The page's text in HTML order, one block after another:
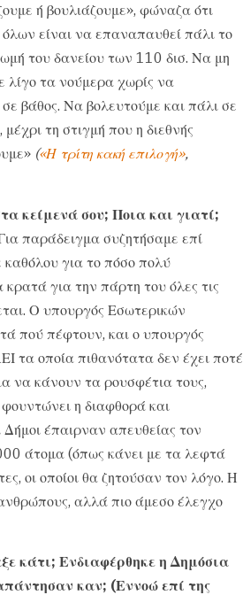
ή βουλιάζουμε», φώναζα ότι
είναι να επαναπαυθεί πάλι το
του δανείου των 110 δισ. Να μη
λίγο τα νούμερα χωρίς να
βάθος. Να βολευτούμε και πάλι σε
τη στιγμή που η διεθνής
(«Η τρίτη κακή επιλογή»,
κείμενά σου; Ποια και γιατί;
παράδειγμα συζητήσαμε επί
για το πόσο πολύ
κρατά για την πάρτη του όλες τις
Ο υπουργός Εσωτερικών
πού πέφτουν, και ο υπουργός
τα οποία πιθανότατα δεν έχει ποτέ
να κάνουν τα ρουσφέτια τους,
η διαφθορά και
Δήμοι έπαιρναν απευθείας τον
άτομα (όπως κάνει με τα λεφτά
οι οποίοι θα ζητούσαν τον λόγο. Η
αλλά πιο άμεσο έλεγχο
κάτι; Ενδιαφέρθηκε η Δημόσια
καν; (Εννοώ επί της